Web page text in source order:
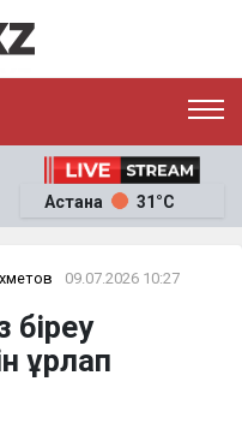
Астана 31°C
09.07.2026 10:27
біреу
ұрлап